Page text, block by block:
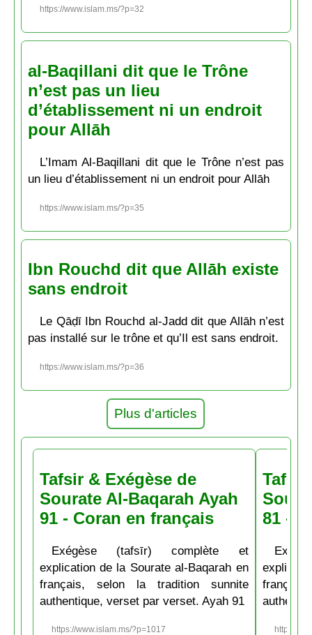
https://www.islam.ms/?p=32
al-Baqillani dit que le Trône
n’est pas un lieu
d’établissement ni un endroit
pour Allāh
L’Imam Al-Baqillani dit que le Trône n’est pas
un lieu d’établissement ni un endroit pour Allāh
https://www.islam.ms/?p=35
Ibn Rouchd dit que Allāh existe
sans endroit
Le Qāḍī Ibn Rouchd al-Jadd dit que Allāh n’est
pas installé sur le trône et qu’Il est sans endroit.
https://www.islam.ms/?p=36
Plus d'articles
Tafsir & Exégèse de
Sourate Al-Baqarah Ayah
91 - Coran en français
Exégèse (tafsīr) complète et
explication de la Sourate al-Baqarah en
français, selon la tradition sunnite
authentique, verset par verset. Ayah 91
https://www.islam.ms/?p=1017
Tafsir
81 -
https://